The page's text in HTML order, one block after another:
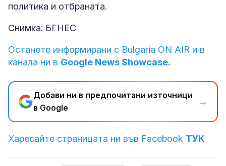
политика и отбраната.
Снимка: БГНЕС
Останете информирани с Bulgaria ON AIR и в
канала ни в Google News Showcase.
Добави ни в предпочитани източници
в Google
→
Харесайте страницата ни във Facebook ТУК